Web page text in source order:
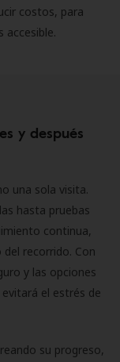
costos, para
accesible.
y después
una sola visita.
hasta pruebas
continua,
recorrido. Con
y las opciones
el estrés de
su progreso,